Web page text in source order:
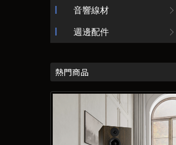
音響線材
週邊配件
熱門商品